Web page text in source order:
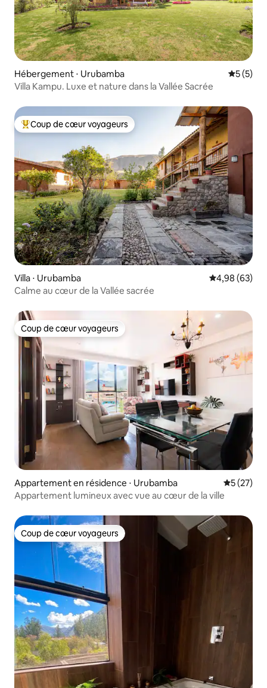
Hébergement ⋅ Urubamba
5 (5)
Villa Kampu. Luxe et nature dans la Vallée Sacrée
Coups de cœur voyageurs les plus appréciés
Coup de cœur voyageurs
Villa ⋅ Urubamba Évaluation
4,98 (63)
Calme au cœur de la Vallée sacrée
Coup de cœur voyageurs
Coup de cœur voyageurs
Appartement en résidence ⋅ Urubamba
5 (27)
Appartement lumineux avec vue au cœur de la ville
Coup de cœur voyageurs
Coup de cœur voyageurs